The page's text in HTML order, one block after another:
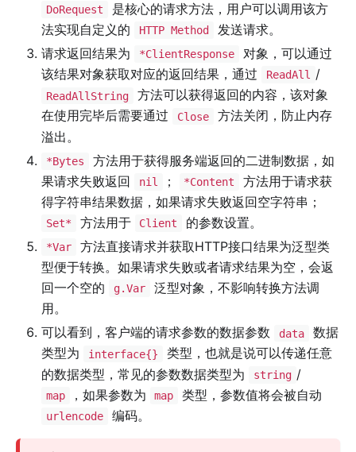
DoRequest
是核心的请求方法，用户可以调用该方
法实现自定义的
HTTP Method
发送请求。
请求返回结果为
*ClientResponse
对象，可以通过
该结果对象获取对应的返回结果，通过
ReadAll /
ReadAllString
方法可以获得返回的内容，该对象
在使用完毕后需要通过
Close
方法关闭，防止内存
溢出。
*Bytes
方法用于获得服务端返回的二进制数据，如
果请求失败返回
nil ； *Content
方法用于请求获
得字符串结果数据，如果请求失败返回空字符串；
Set* 方法用于 Client 的参数设置。
*Var
方法直接请求并获取HTTP接口结果为泛型类
型便于转换。如果请求失败或者请求结果为空，会返
回一个空的
g.Var
泛型对象，不影响转换方法调
用。
可以看到，客户端的请求参数的数据参数
data
数据
类型为
interface{}
类型，也就是说可以传递任意
的数据类型，常见的参数数据类型为
string /
map ，如果参数为 map 类型，参数值将会被自动
urlencode 编码。